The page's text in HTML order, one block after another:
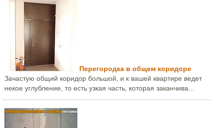
Перегородка в общем коридоре
Зачастую общий коридор большой, и к вашей квартире ведет
некое углубление, то есть узкая часть, которая заканчива...